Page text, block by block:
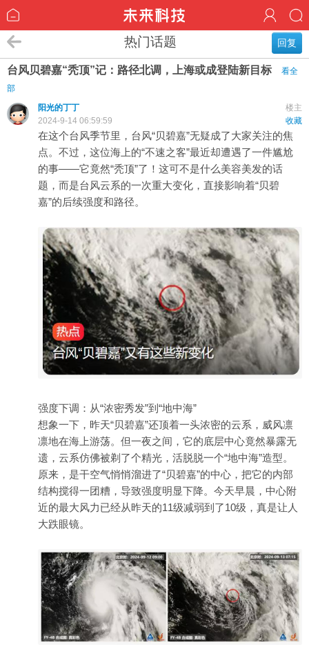
回复
热门话题
台风贝碧嘉“秃顶”记：路径北调，上海或成登陆新目标
看全
部
楼主
阳光的丁丁
收藏
2024-9-14 06:59:59
在这个台风季节里，台风“贝碧嘉”无疑成了大家关注的焦
点。不过，这位海上的“不速之客”最近却遭遇了一件尴尬
的事——它竟然“秃顶”了！这可不是什么美容美发的话
题，而是台风云系的一次重大变化，直接影响着“贝碧
嘉”的后续强度和路径。
强度下调：从“浓密秀发”到“地中海”
想象一下，昨天“贝碧嘉”还顶着一头浓密的云系，威风凛
凛地在海上游荡。但一夜之间，它的底层中心竟然暴露无
遗，云系仿佛被剃了个精光，活脱脱一个“地中海”造型。
原来，是干空气悄悄溜进了“贝碧嘉”的中心，把它的内部
结构搅得一团糟，导致强度明显下降。今天早晨，中心附
近的最大风力已经从昨天的11级减弱到了10级，真是让人
大跌眼镜。